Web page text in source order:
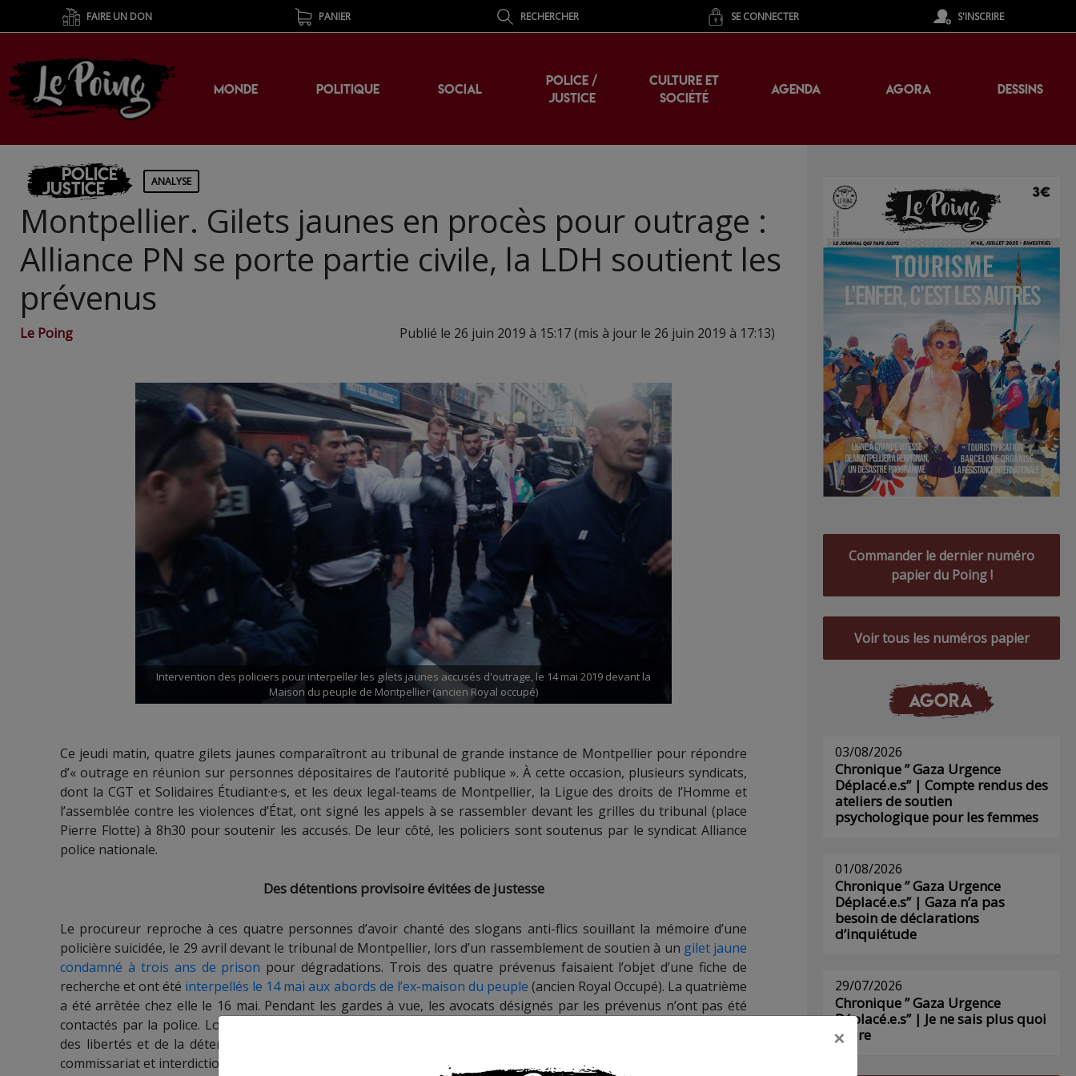
FAIRE UN DON PANIER RECHERCHER SE CONNECTER S'INSCRIRE
MONDE POLITIQUE SOCIAL
POLICE /
JUSTICE
CULTURE ET
SOCIÉTÉ
AGENDA AGORA DESSINS
Police
Justice ANALYSE
Montpellier. Gilets jaunes en procès pour outrage :
Alliance PN se porte partie civile, la LDH soutient les
prévenus
Le Poing Publié le 26 juin 2019 à 15:17 (mis à jour le 26 juin 2019 à 17:13)
Intervention des policiers pour interpeller les gilets jaunes accusés d'outrage, le 14 mai 2019 devant la
Maison du peuple de Montpellier (ancien Royal occupé)
Ce jeudi matin, quatre gilets jaunes comparaîtront au tribunal de grande instance de Montpellier pour répondre
d’« outrage en réunion sur personnes dépositaires de l’autorité publique ». À cette occasion, plusieurs syndicats,
dont la CGT et Solidaires Étudiant·e·s, et les deux legal-teams de Montpellier, la Ligue des droits de l’Homme et
l’assemblée contre les violences d’État, ont signé les appels à se rassembler devant les grilles du tribunal (place
Pierre Flotte) à 8h30 pour soutenir les accusés. De leur côté, les policiers sont soutenus par le syndicat Alliance
police nationale.
Des détentions provisoire évitées de justesse
Le procureur reproche à ces quatre personnes d’avoir chanté des slogans anti-flics souillant la mémoire d’une
policière suicidée, le 29 avril devant le tribunal de Montpellier, lors d’un rassemblement de soutien à un gilet jaune
condamné à trois ans de prison pour dégradations. Trois des quatre prévenus faisaient l’objet d’une fiche de
recherche et ont été interpellés le 14 mai aux abords de l’ex-maison du peuple (ancien Royal Occupé). La quatrième
a été arrêtée chez elle le 16 mai. Pendant les gardes à vue, les avocats désignés par les prévenus n’ont pas été
contactés par la police. Lors des défèrements, le procureur avait requis des détentions provisoires, mais le juge
des libertés et de la détention avait décidé de les relâcher sous contrôle judiciaire (pointage hebdomadaire au
commissariat et interdiction de paraître près du tribunal de Montpellier).
Commander le dernier numéro
papier du Poing !
Voir tous les numéros papier
AGORA
03/08/2026
Chronique ” Gaza Urgence
Déplacé.e.s” | Compte rendus des
ateliers de soutien
psychologique pour les femmes
01/08/2026
Chronique ” Gaza Urgence
Déplacé.e.s” | Gaza n’a pas
besoin de déclarations
d’inquiétude
29/07/2026
Chronique ” Gaza Urgence
Déplacé.e.s” | Je ne sais plus quoi
écrire
×